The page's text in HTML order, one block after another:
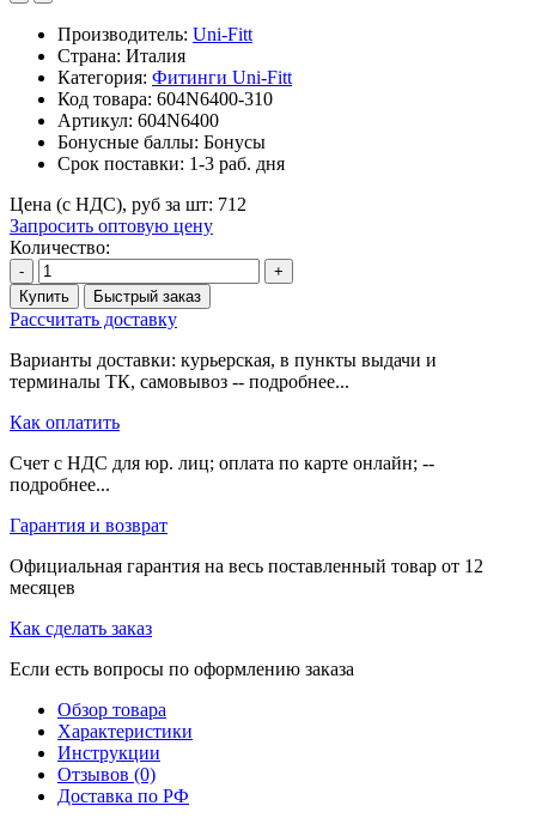
Производитель: Uni-Fitt
Страна: Италия
Категория: Фитинги Uni-Fitt
Код товара: 604N6400-310
Артикул: 604N6400
Бонусные баллы: Бонусы
Срок поставки: 1-3 раб. дня
Цена (с НДС), руб за шт: 712
Запросить оптовую цену
Количество:
-
+
Купить
Быстрый заказ
Рассчитать доставку
Варианты доставки: курьерская, в пункты выдачи и
терминалы ТК, самовывоз -- подробнее...
Как оплатить
Счет с НДС для юр. лиц; оплата по карте онлайн; --
подробнее...
Гарантия и возврат
Официальная гарантия на весь поставленный товар от 12
месяцев
Как сделать заказ
Если есть вопросы по оформлению заказа
Обзор товара
Характеристики
Инструкции
Отзывов (0)
Доставка по РФ